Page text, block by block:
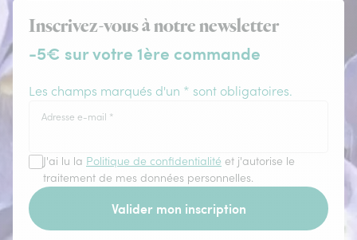
Inscrivez-vous à notre newsletter
-5€ sur votre 1ère commande
Les champs marqués d'un * sont obligatoires.
Adresse e-mail *
J'ai lu la Politique de confidentialité et j'autorise le
traitement de mes données personnelles.
Valider mon inscription